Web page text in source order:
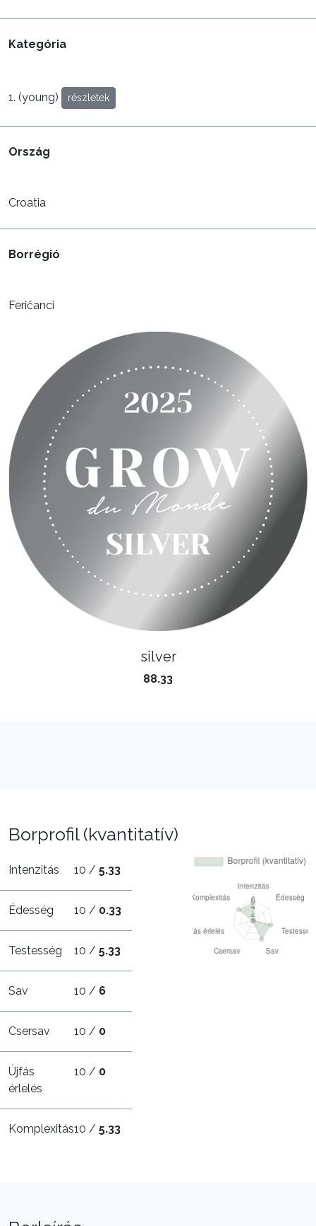
Kategória
1. (young) részletek
Ország
Croatia
Borrégió
Feričanci
silver
88.33
Borprofil (kvantitatív)
Intenzitás 10 /5.33
Édesség 10 / 0.33
Testesség 10 /5.33
Sav 10 / 6
Csersav 10 / 0
Újfás
érlelés
10 / 0
Komplexitás10 /5.33